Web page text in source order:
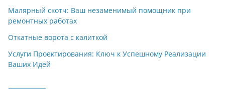
Малярный скотч: Ваш незаменимый помощник при
ремонтных работах
Откатные ворота с калиткой
Услуги Проектирования: Ключ к Успешному Реализации
Ваших Идей